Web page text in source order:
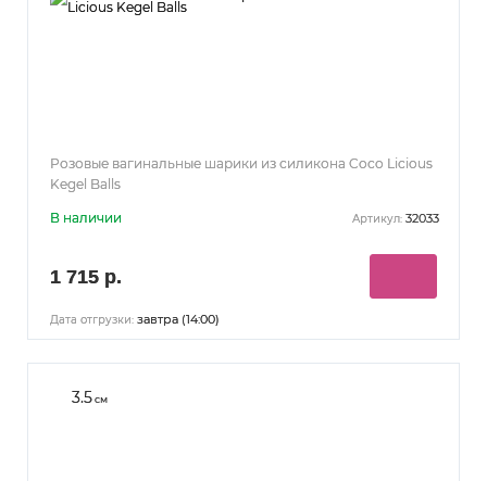
Розовые вагинальные шарики из силикона Coco Licious
Kegel Balls
В наличии Артикул: 32033
1 715 р.
Дата отгрузки: завтра (14:00)
3.5см